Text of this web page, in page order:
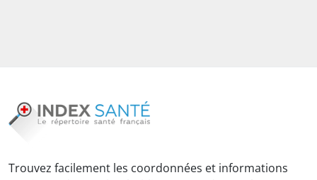
Trouvez facilement les coordonnées et informations